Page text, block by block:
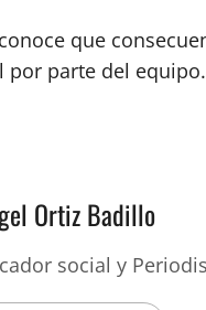
que
parte del equipo.
Ortiz Badillo
social y